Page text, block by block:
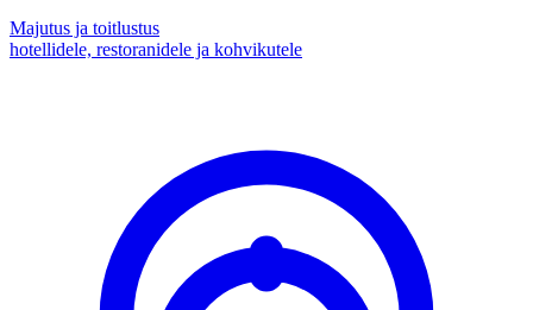
Majutus ja toitlustus
hotellidele, restoranidele ja kohvikutele